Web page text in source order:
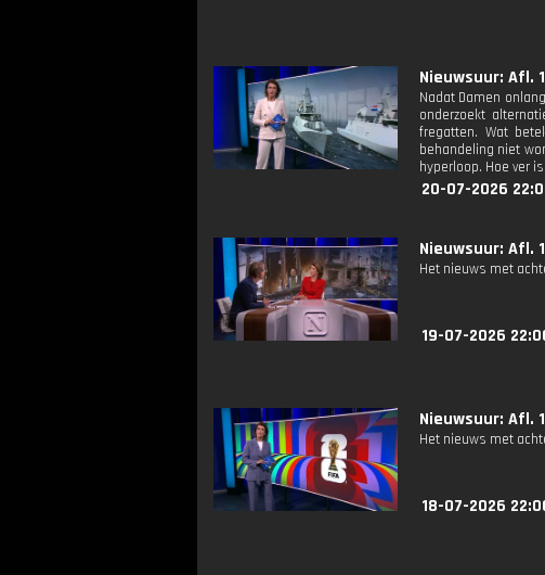
Nieuwsuur: Afl.
Nadat Damen
onderzoekt
fregatten. Wat
behandeling niet
hyperloop. Hoe ver
20-07-2026
Nieuwsuur: Afl.
Het nieuws met
19-07-2026
Nieuwsuur: Afl.
Het nieuws met
18-07-2026